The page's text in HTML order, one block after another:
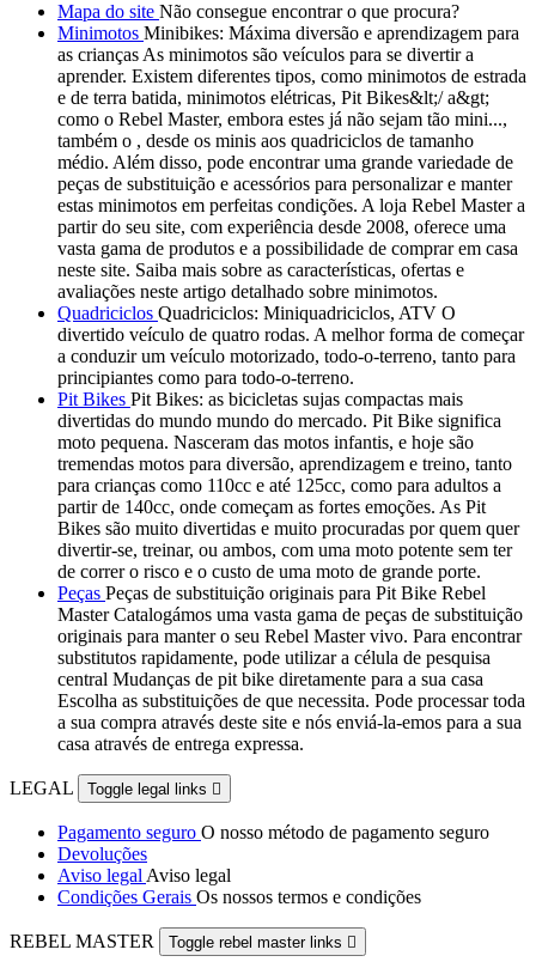
Mapa do site Não consegue encontrar o que procura?
Minimotos Minibikes: Máxima diversão e aprendizagem para
as crianças As minimotos são veículos para se divertir a
aprender. Existem diferentes tipos, como minimotos de estrada
e de terra batida, minimotos elétricas, Pit Bikes&lt;/ a&gt;
como o Rebel Master, embora estes já não sejam tão mini...,
também o , desde os minis aos quadriciclos de tamanho
médio. Além disso, pode encontrar uma grande variedade de
peças de substituição e acessórios para personalizar e manter
estas minimotos em perfeitas condições. A loja Rebel Master a
partir do seu site, com experiência desde 2008, oferece uma
vasta gama de produtos e a possibilidade de comprar em casa
neste site. Saiba mais sobre as características, ofertas e
avaliações neste artigo detalhado sobre minimotos.
Quadriciclos Quadriciclos: Miniquadriciclos, ATV O
divertido veículo de quatro rodas. A melhor forma de começar
a conduzir um veículo motorizado, todo-o-terreno, tanto para
principiantes como para todo-o-terreno.
Pit Bikes Pit Bikes: as bicicletas sujas compactas mais
divertidas do mundo mundo do mercado. Pit Bike significa
moto pequena. Nasceram das motos infantis, e hoje são
tremendas motos para diversão, aprendizagem e treino, tanto
para crianças como 110cc e até 125cc, como para adultos a
partir de 140cc, onde começam as fortes emoções. As Pit
Bikes são muito divertidas e muito procuradas por quem quer
divertir-se, treinar, ou ambos, com uma moto potente sem ter
de correr o risco e o custo de uma moto de grande porte.
Peças Peças de substituição originais para Pit Bike Rebel
Master Catalogámos uma vasta gama de peças de substituição
originais para manter o seu Rebel Master vivo. Para encontrar
substitutos rapidamente, pode utilizar a célula de pesquisa
central Mudanças de pit bike diretamente para a sua casa
Escolha as substituições de que necessita. Pode processar toda
a sua compra através deste site e nós enviá-la-emos para a sua
casa através de entrega expressa.
LEGAL Toggle legal links 
Pagamento seguro O nosso método de pagamento seguro
Devoluções
Aviso legalAviso legal
Condições Gerais Os nossos termos e condições
REBEL MASTER Toggle rebel master links 